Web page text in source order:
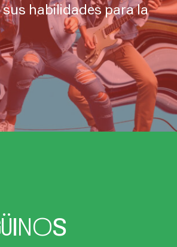
habilidades para la
ÜINOS